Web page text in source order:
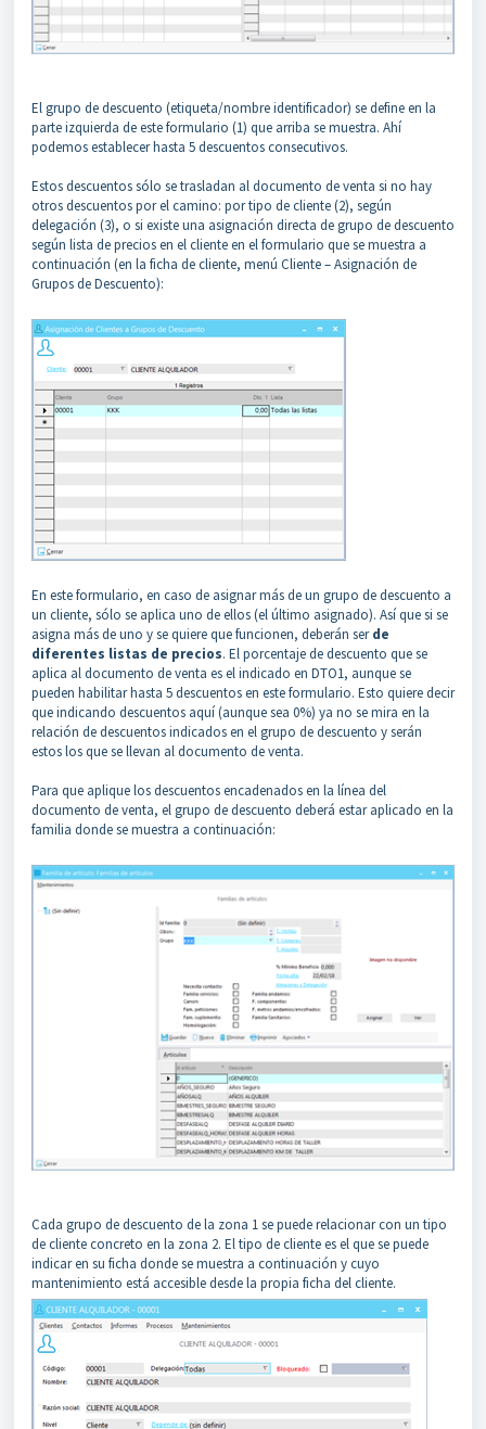
El grupo de descuento (etiqueta/nombre identificador) se define en la
parte izquierda de este formulario (1) que arriba se muestra. Ahí
podemos establecer hasta 5 descuentos consecutivos.
Estos descuentos sólo se trasladan al documento de venta si no hay
otros descuentos por el camino: por tipo de cliente (2), según
delegación (3), o si existe una asignación directa de grupo de descuento
según lista de precios en el cliente en el formulario que se muestra a
continuación (en la ficha de cliente, menú Cliente – Asignación de
Grupos de Descuento):
En este formulario, en caso de asignar más de un grupo de descuento a
un cliente, sólo se aplica uno de ellos (el último asignado). Así que si se
asigna más de uno y se quiere que funcionen, deberán serde
diferentes listas de precios. El porcentaje de descuento que se
aplica al documento de venta es el indicado en DTO1, aunque se
pueden habilitar hasta 5 descuentos en este formulario. Esto quiere decir
que indicando descuentos aquí (aunque sea 0%) ya no se mira en la
relación de descuentos indicados en el grupo de descuento y serán
estos los que se llevan al documento de venta.
Para que aplique los descuentos encadenados en la línea del
documento de venta, el grupo de descuento deberá estar aplicado en la
familia donde se muestra a continuación:
Cada grupo de descuento de la zona 1 se puede relacionar con un tipo
de cliente concreto en la zona 2. El tipo de cliente es el que se puede
indicar en su ficha donde se muestra a continuación y cuyo
mantenimiento está accesible desde la propia ficha del cliente.